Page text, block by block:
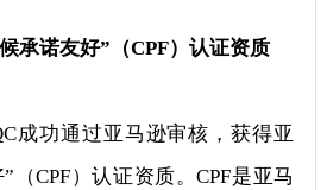
承诺友好”（CPF）认证资质
成功通过亚马逊审核，获得亚
（CPF）认证资质。CPF是亚马